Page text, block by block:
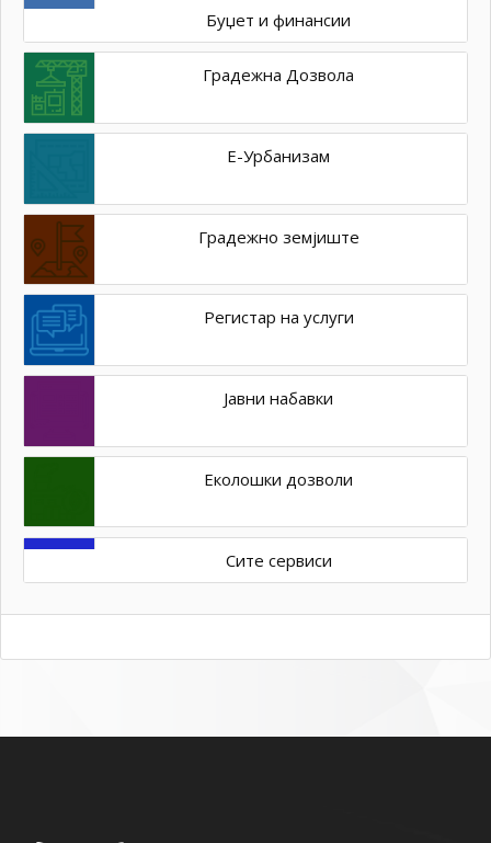
Буџет и финансии
Градежна Дозвола
Е-Урбанизам
Градежно земјиште
Регистар на услуги
Јавни набавки
Еколошки дозволи
Сите сервиси